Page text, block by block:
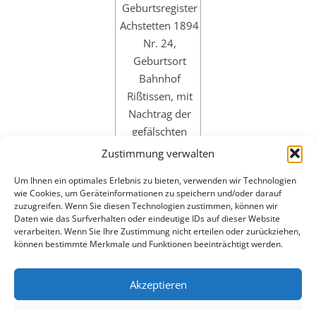
Zustimmung verwalten
Um Ihnen ein optimales Erlebnis zu bieten, verwenden wir Technologien
wie Cookies, um Geräteinformationen zu speichern und/oder darauf
zuzugreifen. Wenn Sie diesen Technologien zustimmen, können wir
Daten wie das Surfverhalten oder eindeutige IDs auf dieser Website
verarbeiten. Wenn Sie Ihre Zustimmung nicht erteilen oder zurückziehen,
können bestimmte Merkmale und Funktionen beeinträchtigt werden.
Akzeptieren
Geburtsregister
Achstetten 1894
Nr. 24,
Geburtsort
Bahnhof
Rißtissen, mit
Nachtrag der
gefälschten
Sterbedaten 20.
Sonnenstein